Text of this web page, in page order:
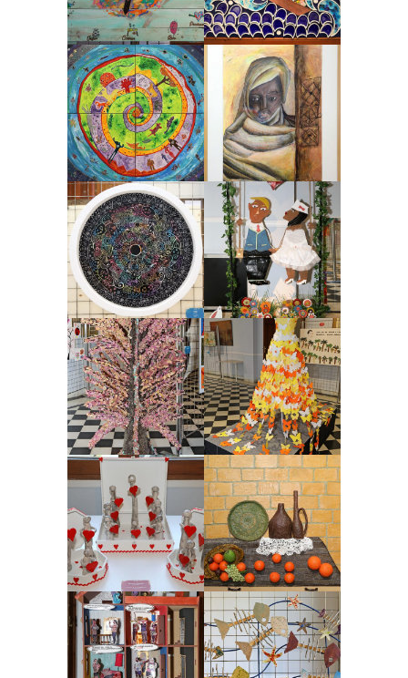
ZOOM VIEW
ZOOM VIEW
Nº 27 Universo
2017, Pintura, premiados 2017
ZOOM VIEW
Nº 35 Refugiada del
Dolor
2017, Pintura, premiados 2017
ZOOM VIEW
Nº 38 Pupila
2017, Pintura, premiados 2017
ZOOM VIEW
Nº 43 ¡¡Vivan los
novios!!
2017, Cerámica, premiados 2017
ZOOM VIEW
Nº 45 El Arbol de la
Rosa
2017, Artes plásticas, premiados
2017
ZOOM VIEW
Nº 5 Esencia
2017, Artes plásticas, premiados
2017
ZOOM VIEW
Nº 51 Desde el
corazón
2017, Cerámica, premiados 2017
ZOOM VIEW
Nº 56 Mirant a
darrere
2017, Artes plásticas, premiados
2017
ZOOM VIEW
Nº 65 Te Veo
2017, Artes plásticas, premiados
2017
Nº 7 Un mar de
peces
2017, Cerámica, premiados 2017